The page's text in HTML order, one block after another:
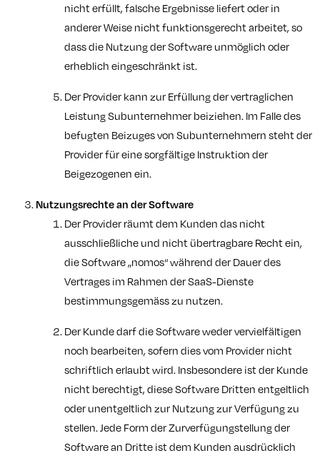
nicht erfüllt, falsche Ergebnisse liefert oder in
anderer Weise nicht funktionsgerecht arbeitet, so
dass die Nutzung der Software unmöglich oder
erheblich eingeschränkt ist.
Der Provider kann zur Erfüllung der vertraglichen
Leistung Subunternehmer beiziehen. Im Falle des
befugten Beizuges von Subunternehmern steht der
Provider für eine sorgfältige Instruktion der
Beigezogenen ein.
Nutzungsrechte an der Software
Der Provider räumt dem Kunden das nicht
ausschließliche und nicht übertragbare Recht ein,
die Software „nomos“ während der Dauer des
Vertrages im Rahmen der SaaS-Dienste
bestimmungsgemäss zu nutzen.
Der Kunde darf die Software weder vervielfältigen
noch bearbeiten, sofern dies vom Provider nicht
schriftlich erlaubt wird. Insbesondere ist der Kunde
nicht berechtigt, diese Software Dritten entgeltlich
oder unentgeltlich zur Nutzung zur Verfügung zu
stellen. Jede Form der Zurverfügungstellung der
Software an Dritte ist dem Kunden ausdrücklich